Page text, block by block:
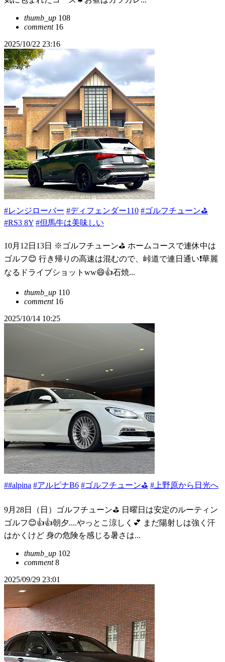
thumb_up 108
comment16
2025/10/22 23:16
#レンジローバー #ディフェンダー110 #ゴルフチューン⛳
#RS3 8Y #但馬牛は美味しい
10月12日13日 ※ゴルフチューン⛳️ ホームコースで連休中は
ゴルフ😊 行き帰りの高速は混むので、峠道で連日通い❗️華麗
なるドライブショットww😄👍石焼...
thumb_up 110
comment16
2025/10/14 10:25
##alpina #アルピナB6 #ゴルフチューン⛳ #上野原から日光へ
9月28日（日）ゴルフチューン⛳️ 日曜日は安定のルーティン
ゴルフ😊👍👍朝夕....やっとこ涼しく💕 まだ陽射しは強く汗
はかくけど 身の危険を感じる暑さは...
thumb_up 102
comment8
2025/09/29 23:01